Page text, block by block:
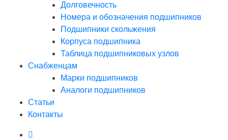
Долговечность
Номера и обозначения подшипников
Подшипники скольжения
Корпуса подшипника
Таблица подшипниковых узлов
Снабженцам
Марки подшипников
Аналоги подшипников
Статьи
Контакты